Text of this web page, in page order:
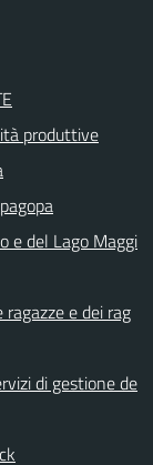
produttive
e del Lago Maggi
e dei rag
di gestione de